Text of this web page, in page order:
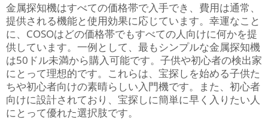
金属探知機はすべての価格帯で入手でき、費用は通常、
提供される機能と使用効果に応じています。幸運なこと
に、COSOはどの価格帯でもすべての人向けに何かを提
供しています。一例として、最もシンプルな金属探知機
は50ドル未満から購入可能です。子供や初心者の検出家
にとって理想的です。これらは、宝探しを始める子供た
ちや初心者向けの素晴らしい入門機です。また、初心者
向けに設計されており、宝探しに簡単に早く入りたい人
にとって優れた選択肢です。